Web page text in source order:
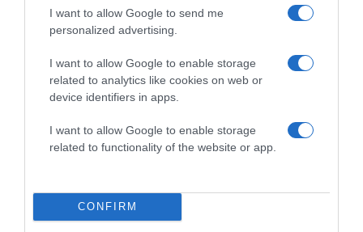
I want to allow Google to send me
personalized advertising.
I want to allow Google to enable storage
related to analytics like cookies on web or
device identifiers in apps.
I want to allow Google to enable storage
related to functionality of the website or app.
CONFIRM
2026-08-08.
Csökkenti a vérnyomást, és védi a szívet